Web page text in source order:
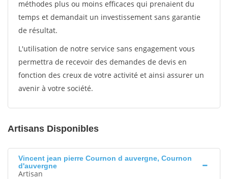
méthodes plus ou moins efficaces qui prenaient du
temps et demandait un investissement sans garantie
de résultat.
L'utilisation de notre service sans engagement vous
permettra de recevoir des demandes de devis en
fonction des creux de votre activité et ainsi assurer un
avenir à votre société.
Artisans Disponibles
Vincent jean pierre Cournon d auvergne, Cournon
d'auvergne
Artisan